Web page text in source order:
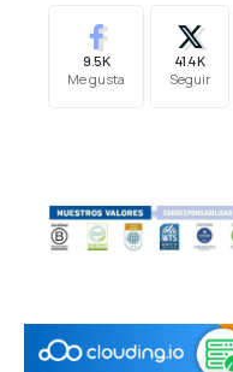
9.5K
Me gusta
41.4K
Seguir